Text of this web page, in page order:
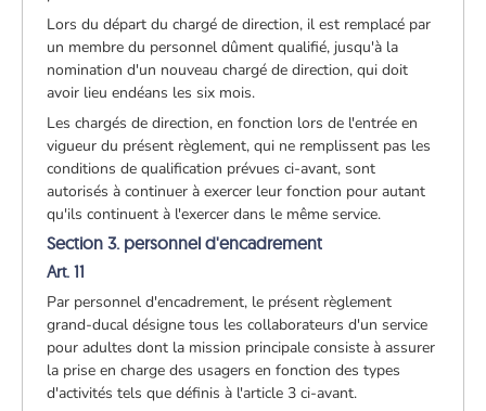
Lors du départ du chargé de direction, il est remplacé par
un membre du personnel dûment qualifié, jusqu'à la
nomination d'un nouveau chargé de direction, qui doit
avoir lieu endéans les six mois.
Les chargés de direction, en fonction lors de l'entrée en
vigueur du présent règlement, qui ne remplissent pas les
conditions de qualification prévues ci-avant, sont
autorisés à continuer à exercer leur fonction pour autant
qu'ils continuent à l'exercer dans le même service.
Section 3. personnel d'encadrement
Art. 11
Par personnel d'encadrement, le présent règlement
grand-ducal désigne tous les collaborateurs d'un service
pour adultes dont la mission principale consiste à assurer
la prise en charge des usagers en fonction des types
d'activités tels que définis à l'article 3 ci-avant.